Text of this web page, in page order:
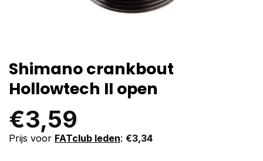
Shimano crankbout
Hollowtech II open
€3,59
Prijs voor FATclub leden: €3,34